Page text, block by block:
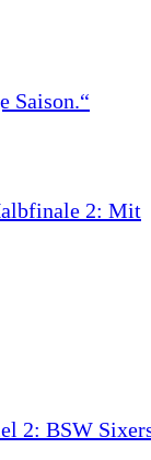
Saison.“
2: Mit
2: BSW